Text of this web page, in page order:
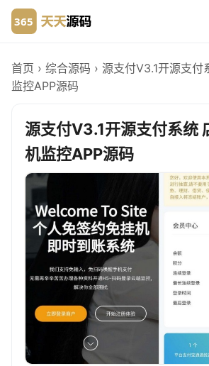
首页 › 综合源码 › 源支付V3.1开源支
监控APP源码
源支付V3.1开源支付系统
机监控APP源码